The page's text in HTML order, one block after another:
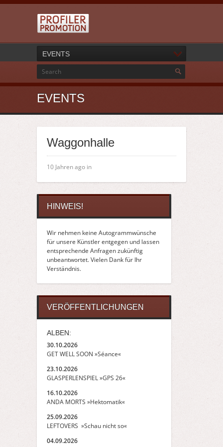
EVENTS
EVENTS
Waggonhalle
10 Jahren ago in
HINWEIS!
Wir nehmen keine Autogrammwünsche
für unsere Künstler entgegen und lassen
entsprechende Anfragen zukünftig
unbeantwortet. Vielen Dank für Ihr
Verständnis.
VERÖFFENTLICHUNGEN
ALBEN:
30.10.2026
GET WELL SOON »Séance«
23.10.2026
GLASPERLENSPIEL »GPS 26«
16.10.2026
ANDA MORTS »Hektomatik«
25.09.2026
LEFTOVERS »Schau nicht so«
04.09.2026